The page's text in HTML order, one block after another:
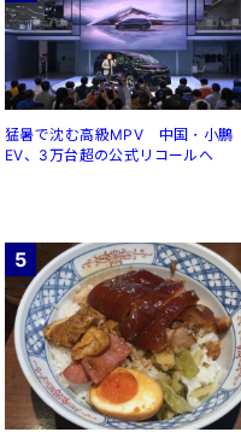
猛暑で沈む高級MPV 中国・小鵬
EV、3万台超の公式リコールへ
5